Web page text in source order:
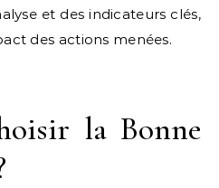
et des indicateurs clés,
des actions menées.
la Bonne